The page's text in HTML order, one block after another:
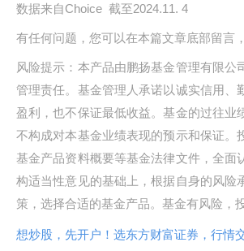
数据来自Choice 截至2024.11. 4
有任何问题，您可以在本篇文章底部留言
风险提示：本产品由鹏扬基金管理有限
管理责任。基金管理人承诺以诚实信用
盈利，也不保证最低收益。基金的过往
不构成对本基金业绩表现的预示和保证
基金产品资料概要等基金法律文件，全
构适当性意见的基础上，根据自身的风
策，选择合适的基金产品。基金有风险，
想炒股，先开户！选东方财富证券，行情